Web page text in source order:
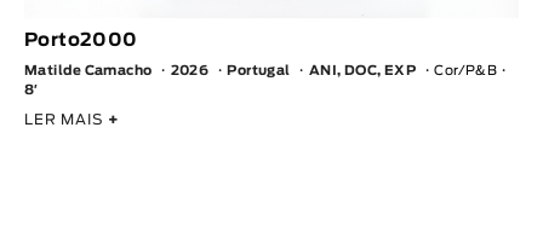
Porto2000
Matilde Camacho 2026 Portugal ANI, DOC, EXP
Cor/P&B
8′
LER MAIS +